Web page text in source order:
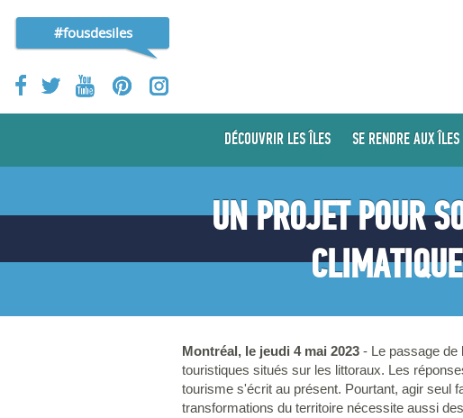
#fousdesiles
DÉCOUVRIR LES ÎLES SE RENDRE AUX ÎLES
UN PROJET POUR
Montréal, le jeudi 4 mai 2023 - Le passage de
touristiques situés sur les littoraux. Les
tourisme s'écrit au présent. Pourtant, agir seul
transformations du territoire nécessite aussi